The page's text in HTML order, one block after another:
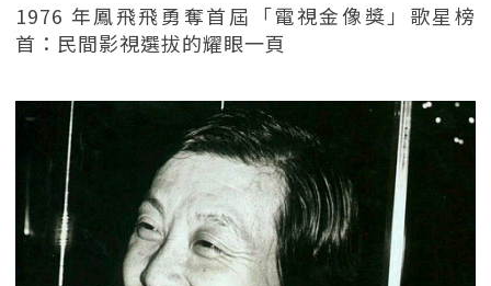
1976 年鳳飛飛勇奪首屆「電視金像獎」歌星榜
首：民間影視選拔的耀眼一頁